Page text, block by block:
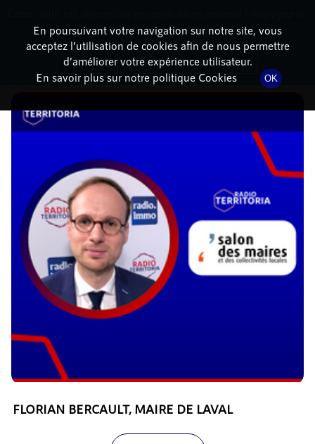
DÉTAILS DE L'ÉPISODE
20 novembre 2024à 11h34, durée : 19 minutes
FLORIAN BERCAULT, MAIRE DE LAVAL
En poursuivant votre navigation sur notre site, vous
acceptez l’utilisation de cookies afin de nous permettre
d’améliorer votre expérience utilisateur.
En savoir plus sur notre politique Cookies
OK
dessous pour l'installer.
Non merci Télécharger l'application